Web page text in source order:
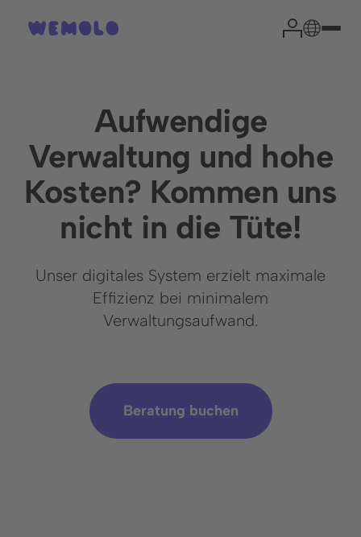
Aufwendige
Verwaltung und hohe
Kosten? Kommen uns
nicht in die Tüte!
Unser digitales System erzielt maximale
Effizienz bei minimalem
Verwaltungsaufwand.
Beratung buchen
Ihr Park-Experte
Head of Sales
Niklas Garrn
Aus Erfahrung können wir sagen, dass eine kurze